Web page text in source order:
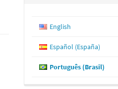
English
Español (España)
Português (Brasil)